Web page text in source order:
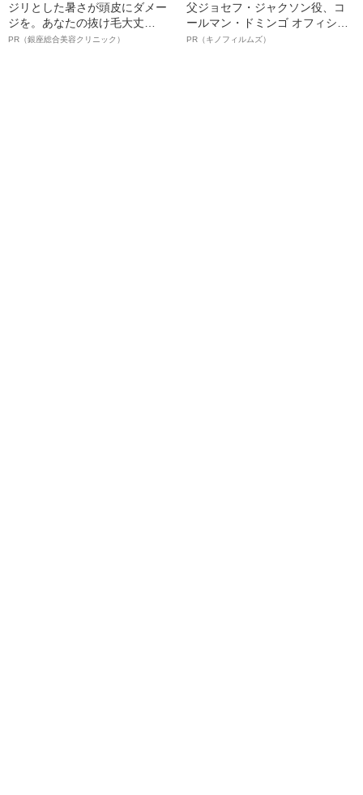
ジリとした暑さが頭皮にダメー
ジを。あなたの抜け毛大丈
夫！？
PR（銀座総合美容クリニック）
父ジョセフ・ジャクソン役、コ
ールマン・ドミンゴ オフィシャ
ルインタビュー“観客を魅了した
PR（キノフィルムズ）